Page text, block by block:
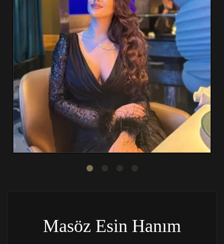
Masöz Esin Hanım